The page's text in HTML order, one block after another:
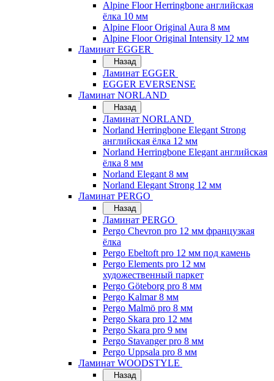
Alpine Floor Herringbone английская
ёлка 10 мм
Alpine Floor Original Aura 8 мм
Alpine Floor Original Intensity 12 мм
Ламинат EGGER
Назад
Ламинат EGGER
EGGER EVERSENSE
Ламинат NORLAND
Назад
Ламинат NORLAND
Norland Herringbone Elegant Strong
английская ёлка 12 мм
Norland Herringbone Elegant английская
ёлка 8 мм
Norland Elegant 8 мм
Norland Elegant Strong 12 мм
Ламинат PERGO
Назад
Ламинат PERGO
Pergo Chevron pro 12 мм французкая
ёлка
Pergo Ebeltoft pro 12 мм под камень
Pergo Elements pro 12 мм
художественный паркет
Pergo Göteborg pro 8 мм
Pergo Kalmar 8 мм
Pergo Malmö pro 8 мм
Pergo Skara pro 12 мм
Pergo Skara pro 9 мм
Pergo Stavanger pro 8 мм
Pergo Uppsala pro 8 мм
Ламинат WOODSTYLE
Назад